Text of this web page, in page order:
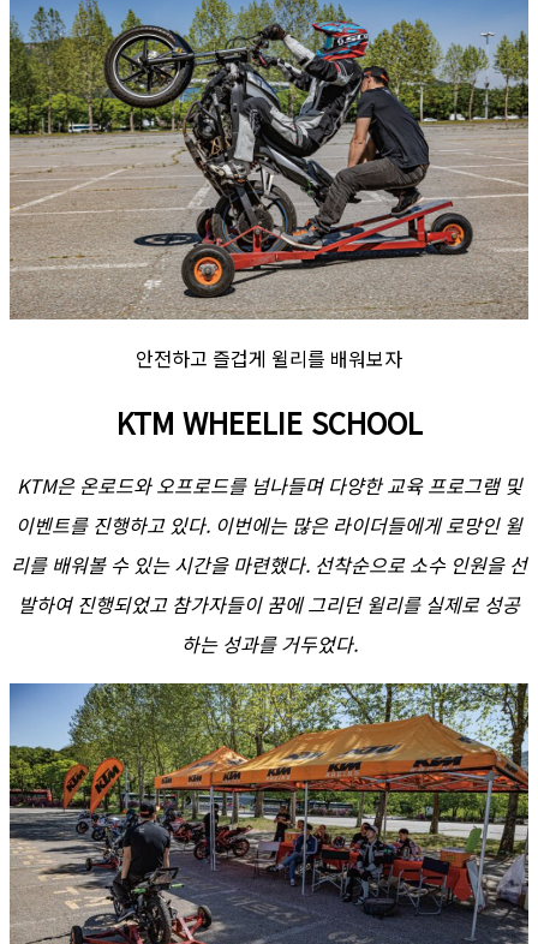
안전하고 즐겁게 윌리를 배워보자
KTM WHEELIE SCHOOL
KTM은 온로드와 오프로드를 넘나들며 다양한 교육 프로그램 및
이벤트를 진행하고 있다. 이번에는 많은 라이더들에게 로망인 윌
리를 배워볼 수 있는 시간을 마련했다. 선착순으로 소수 인원을 선
발하여 진행되었고 참가자들이 꿈에 그리던 윌리를 실제로 성공
하는 성과를 거두었다.